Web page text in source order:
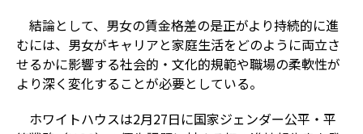
結論として、男女の賃金格差の是正がより持続的に進
むには、男女がキャリアと家庭生活をどのように両立さ
せるかに影響する社会的・文化的規範や職場の柔軟性が
より深く変化することが必要としている。
ホワイトハウスは2月27日に国家ジェンダー公平・平